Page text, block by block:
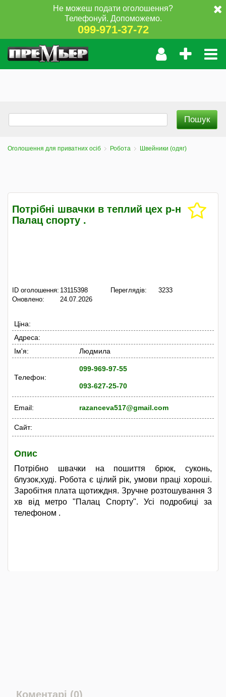
Не можеш подати оголошення?
Телефонуй. Допоможемо.
099-971-37-72
Оголошення для приватних осіб Робота Швейники (одяг)
Потрібні швачки в теплий цех р-н
Палац спорту .
ID оголошення: 13115398
Оновлено:
24.07.2026
Переглядів: 3233
Ціна:
Адреса:
Ім'я:
Людмила
Телефон:
099-969-97-55
093-627-25-70
Email: razanceva517@gmail.com
Сайт:
Опис
Потрібно швачки на пошиття брюк, суконь,
блузок,худі. Робота є цілий рік, умови праці хороші.
Заробітня плата щотиждня. Зручне розтошування 3
хв від метро "Палац Спорту". Усі подробиці за
телефоном .
Коментарі (0)